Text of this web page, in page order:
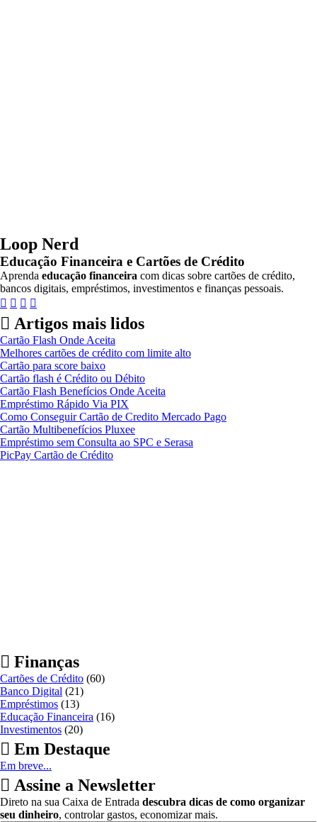
Loop Nerd
Educação Financeira e Cartões de Crédito
Aprenda educação financeira com dicas sobre cartões de crédito,
bancos digitais, empréstimos, investimentos e finanças pessoais.
Artigos mais lidos
Cartão Flash Onde Aceita
Melhores cartões de crédito com limite alto
Cartão para score baixo
Cartão flash é Crédito ou Débito
Cartão Flash Benefícios Onde Aceita
Empréstimo Rápido Via PIX
Como Conseguir Cartão de Credito Mercado Pago
Cartão Multibenefícios Pluxee
Empréstimo sem Consulta ao SPC e Serasa
PicPay Cartão de Crédito
Finanças
Cartões de Crédito (60)
Banco Digital (21)
Empréstimos (13)
Educação Financeira (16)
Investimentos (20)
Em Destaque
Em breve...
Assine a Newsletter
Direto na sua Caixa de Entrada descubra dicas de como organizar
seu dinheiro, controlar gastos, economizar mais.